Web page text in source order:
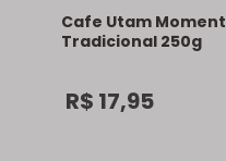
Cafe Utam
Tradicional 250g
R$ 17,95